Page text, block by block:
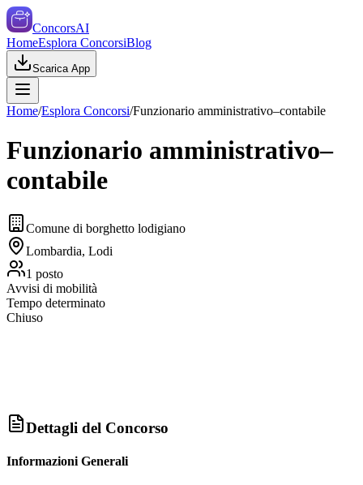
ConcorsAI
HomeEsplora ConcorsiBlog
Scarica App
Home/Esplora Concorsi/Funzionario amministrativo–contabile
Funzionario amministrativo–
contabile
Comune di borghetto lodigiano
Lombardia, Lodi
1 posto
Avvisi di mobilità
Tempo determinato
Chiuso
Dettagli del Concorso
Informazioni Generali